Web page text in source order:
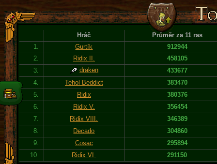
Hráč
Průměr za 11 ras
1.
Gurtík
912944
2.
Ridix II.
458105
3.
draken
433677
4.
Tehol Beddict
383470
5.
Ridix
380376
6.
Ridix V.
356454
7.
Ridix VIII.
346389
8.
Decado
304860
9.
Cosac
295894
10.
Ridix VI. 291150